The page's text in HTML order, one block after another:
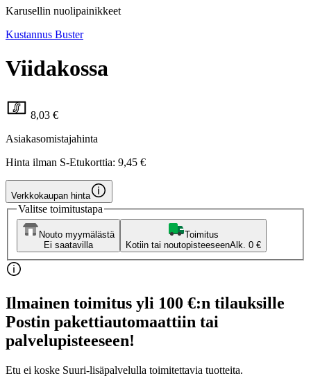
Karusellin nuolipainikkeet
Kustannus Buster
Viidakossa
8,03 €
Asiakasomistajahinta
Hinta ilman S-Etukorttia: 9,45 €
Verkkokaupan hinta
Valitse toimitustapa
Nouto myymälästä
Ei saatavilla
Toimitus
Kotiin tai noutopisteeseenAlk. 0 €
Ilmainen toimitus yli 100 €:n tilauksille
Postin pakettiautomaattiin tai
palvelupisteeseen!
Etu ei koske Suuri‑lisäpalvelulla toimitettavia tuotteita.